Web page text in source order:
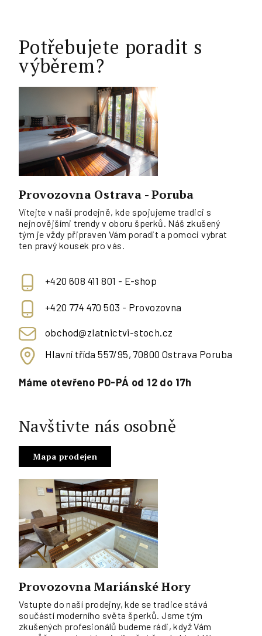
Potřebujete poradit s
výběrem?
Provozovna Ostrava - Poruba
Vítejte v naší prodejně, kde spojujeme tradici s
nejnovějšími trendy v oboru šperků. Náš zkušený
tým je vždy připraven Vám poradit a pomoci vybrat
ten pravý kousek pro vás.
+420 608 411 801 - E-shop
+420 774 470 503 - Provozovna
obchod@zlatnictvi-stoch.cz
Hlavní třída 557/95, 70800 Ostrava Poruba
Máme otevřeno PO-PÁ od 12 do 17h
Navštivte nás osobně
Mapa prodejen
Provozovna Mariánské Hory
Vstupte do naší prodejny, kde se tradice stává
součástí moderního světa šperků. Jsme tým
zkušených profesionálů budeme rádi, když Vám